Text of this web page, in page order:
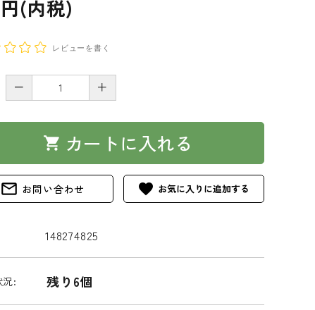
(内税)
レビューを書く
－ ＋
shopping_cart カートに入れる
mail_outline お問い合わせ favorite
148274825
況: 残り6個